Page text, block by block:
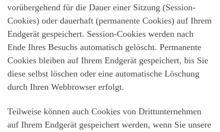
vorübergehend für die Dauer einer Sitzung (Session-
Cookies) oder dauerhaft (permanente Cookies) auf Ihrem
Endgerät gespeichert. Session-Cookies werden nach
Ende Ihres Besuchs automatisch gelöscht. Permanente
Cookies bleiben auf Ihrem Endgerät gespeichert, bis Sie
diese selbst löschen oder eine automatische Löschung
durch Ihren Webbrowser erfolgt.
Teilweise können auch Cookies von Drittunternehmen
auf Ihrem Endgerät gespeichert werden, wenn Sie unsere